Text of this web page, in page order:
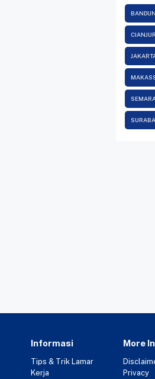
CIANJUR
Informasi
Tips & Trik Lamar
Kerja
More
Privacy